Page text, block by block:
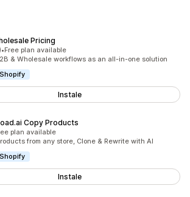
Pricing
avaliações
•Free plan available
& Wholesale workflows as an all-in-one solution
Instale
Copy Products
plan available
from any store, Clone & Rewrite with AI
Instale